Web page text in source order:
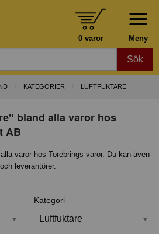
Meny
0 varor
Sök
KATEGORIER LUFTFUKTARE
bland alla varor hos
AB
varor hos Torebrings varor. Du kan även
leverantörer.
Kategori